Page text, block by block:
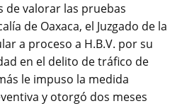
de valorar las pruebas
de Oaxaca, el Juzgado de la
a proceso a H.B.V. por su
en el delito de tráfico de
le impuso la medida
y otorgó dos meses